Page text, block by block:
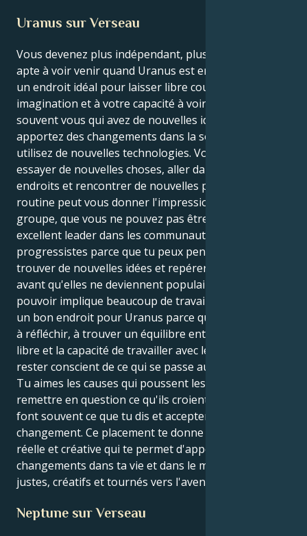
Uranus sur Verseau
Vous devenez plus indépendant, plus créatif et plus
apte à voir venir quand Uranus est en Verseau. C'est
un endroit idéal pour laisser libre cours à votre
imagination et à votre capacité à voir l'avenir. C'est
souvent vous qui avez de nouvelles idées, qui
apportez des changements dans la société ou qui
utilisez de nouvelles technologies. Vous aimez
essayer de nouvelles choses, aller dans de nouveaux
endroits et rencontrer de nouvelles personnes. La
routine peut vous donner l'impression, à vous et au
groupe, que vous ne pouvez pas être libre. Tu es un
excellent leader dans les communautés
progressistes parce que tu peux penser rapidement,
trouver de nouvelles idées et repérer les tendances
avant qu'elles ne deviennent populaires. Mais ce
pouvoir implique beaucoup de travail. Le Verseau est
un bon endroit pour Uranus parce qu'il vous pousse
à réfléchir, à trouver un équilibre entre le désir d'être
libre et la capacité de travailler avec les autres et de
rester conscient de ce qui se passe autour de vous.
Tu aimes les causes qui poussent les gens à
remettre en question ce qu'ils croient savoir, et ils
font souvent ce que tu dis et acceptent le
changement. Ce placement te donne une énergie
réelle et créative qui te permet d'apporter des
changements dans ta vie et dans le monde qui sont
justes, créatifs et tournés vers l'avenir.
Neptune sur Verseau